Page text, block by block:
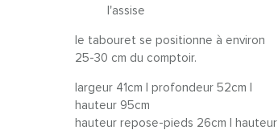
l'assise
le tabouret se positionne à environ
25-30 cm du comptoir.
largeur 41cm | profondeur 52cm |
hauteur 95cm
hauteur repose-pieds 26cm | hauteur